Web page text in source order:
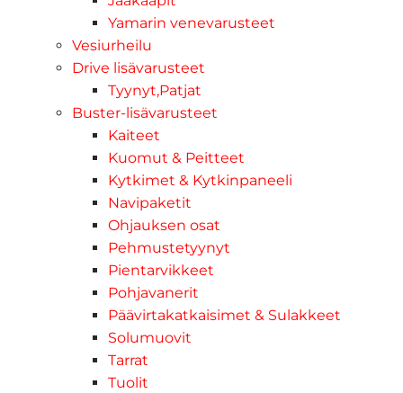
Yamarin venevarusteet
Vesiurheilu
Drive lisävarusteet
Tyynyt,Patjat
Buster-lisävarusteet
Kaiteet
Kuomut & Peitteet
Kytkimet & Kytkinpaneeli
Navipaketit
Ohjauksen osat
Pehmustetyynyt
Pientarvikkeet
Pohjavanerit
Päävirtakatkaisimet & Sulakkeet
Solumuovit
Tarrat
Tuolit